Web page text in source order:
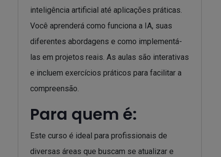
inteligência artificial até aplicações práticas.
Você aprenderá como funciona a IA, suas
diferentes abordagens e como implementá-
las em projetos reais. As aulas são interativas
e incluem exercícios práticos para facilitar a
compreensão.
Para quem é:
Este curso é ideal para profissionais de
diversas áreas que buscam se atualizar e